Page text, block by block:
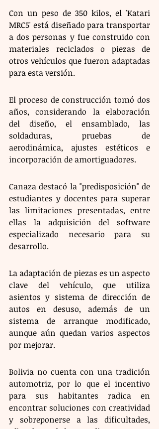
Con un peso de 350 kilos, el 'Katari
MRC5' está diseñado para transportar
a dos personas y fue construido con
materiales reciclados o piezas de
otros vehículos que fueron adaptadas
para esta versión.
El proceso de construcción tomó dos
años, considerando la elaboración
del diseño, el ensamblado, las
soldaduras, pruebas de
aerodinámica, ajustes estéticos e
incorporación de amortiguadores.
Canaza destacó la "predisposición" de
estudiantes y docentes para superar
las limitaciones presentadas, entre
ellas la adquisición del software
especializado necesario para su
desarrollo.
La adaptación de piezas es un aspecto
clave del vehículo, que utiliza
asientos y sistema de dirección de
autos en desuso, además de un
sistema de arranque modificado,
aunque aún quedan varios aspectos
por mejorar.
Bolivia no cuenta con una tradición
automotriz, por lo que el incentivo
para sus habitantes radica en
encontrar soluciones con creatividad
y sobreponerse a las dificultades,